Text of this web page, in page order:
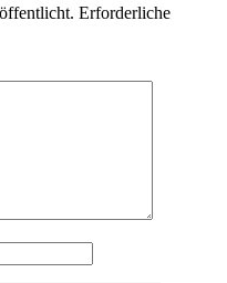
Erforderliche